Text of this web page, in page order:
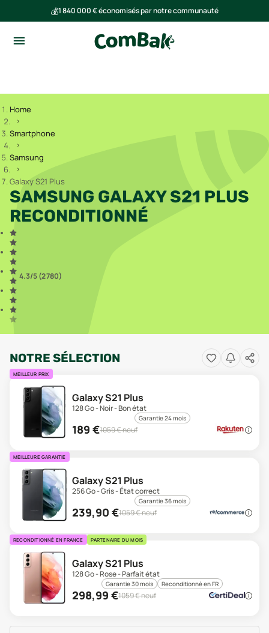
💰1 840 000 € économisés par notre communauté
Home
Smartphone
Samsung
Galaxy S21 Plus
SAMSUNG GALAXY S21 PLUS
RECONDITIONNÉ
4.3/5 (2 780)
NOTRE SÉLECTION
MEILLEUR PRIX
Galaxy S21 Plus
128 Go - Noir - Bon état
Garantie 24 mois
189 €1059€ neuf
MEILLEURE GARANTIE
Galaxy S21 Plus
256 Go - Gris - État correct
Garantie 36 mois
239,90 €1059€ neuf
RECONDITIONNÉ EN FRANCE PARTENAIRE DU MOIS
Galaxy S21 Plus
128 Go - Rose - Parfait état
Garantie 30 mois Reconditionné en FR
298,99 €1059€ neuf